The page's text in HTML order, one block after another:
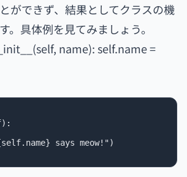
ができず、結果としてクラスの機
。具体例を見てみましょう。
name): self.name =